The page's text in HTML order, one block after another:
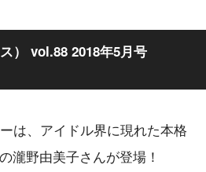
） vol.88 2018年5月号
は、アイドル界に現れた本格
瀧野由美子さんが登場！